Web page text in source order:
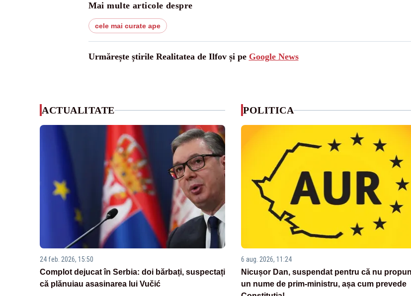
Mai multe articole despre
cele mai curate ape
Urmărește știrile Realitatea de Ilfov și pe Google News
ACTUALITATE
24 feb. 2026, 15:50
Complot dejucat în Serbia: doi bărbați, suspectați
că plănuiau asasinarea lui Vučić
POLITICA
6 aug. 2026, 11:24
Nicușor Dan, suspendat pentru că nu
un nume de prim-ministru, așa cum prevede